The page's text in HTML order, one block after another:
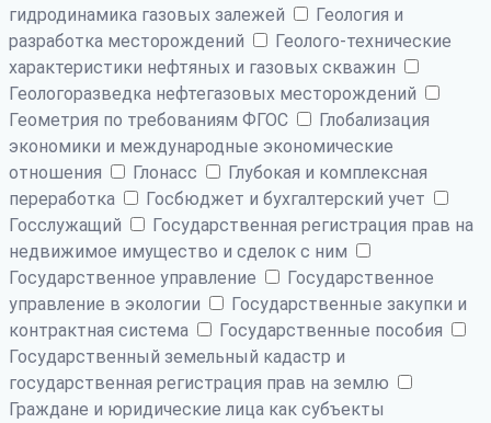
гидродинамика газовых залежей
Геология и
разработка месторождений
Геолого-технические
характеристики нефтяных и газовых скважин
Геологоразведка нефтегазовых месторождений
Геометрия по требованиям ФГОС
Глобализация
экономики и международные экономические
отношения
Глонасс
Глубокая и комплексная
переработка
Госбюджет и бухгалтерский учет
Госслужащий
Государственная регистрация прав на
недвижимое имущество и сделок с ним
Государственное управление
Государственное
управление в экологии
Государственные закупки и
контрактная система
Государственные пособия
Государственный земельный кадастр и
государственная регистрация прав на землю
Граждане и юридические лица как субъекты